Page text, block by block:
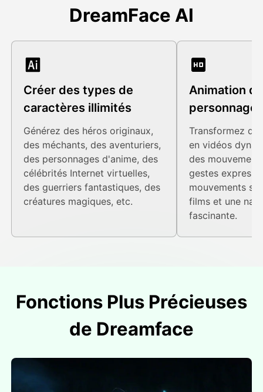
DreamFace AI
Créer des types de
caractères illimités
Générez des héros originaux,
des méchants, des aventuriers,
des personnages d'anime, des
célébrités Internet virtuelles,
des guerriers fantastiques, des
créatures magiques, etc.
Animation
Transformez
en vidéos
des
gestes
mouvements
films et une
fascinante.
Fonctions Plus Précieuses
de Dreamface